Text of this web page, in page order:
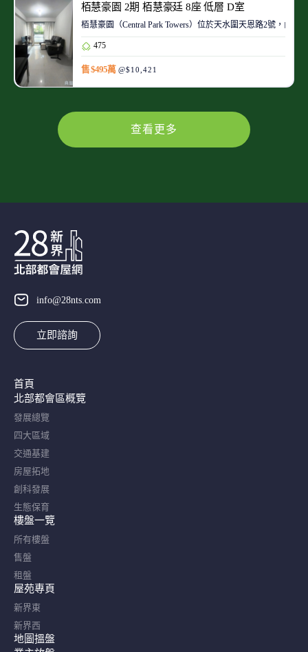
栢慧豪園 2期 栢慧豪廷 8座 低層 D室
栢慧豪園（Central Park Towers）位於天水圍天恩路2號，由
475
售 $495萬 @$10,421
查看更多
info@28nts.com
立即諮詢
首頁
北部都會區概覽​
發展總覽
四大區域
交通基建
房屋拓地
創科發展
生態保育
樓盤一覽
所有樓盤
售盤
租盤
屋苑專頁
新界東
新界西
地圖搵盤